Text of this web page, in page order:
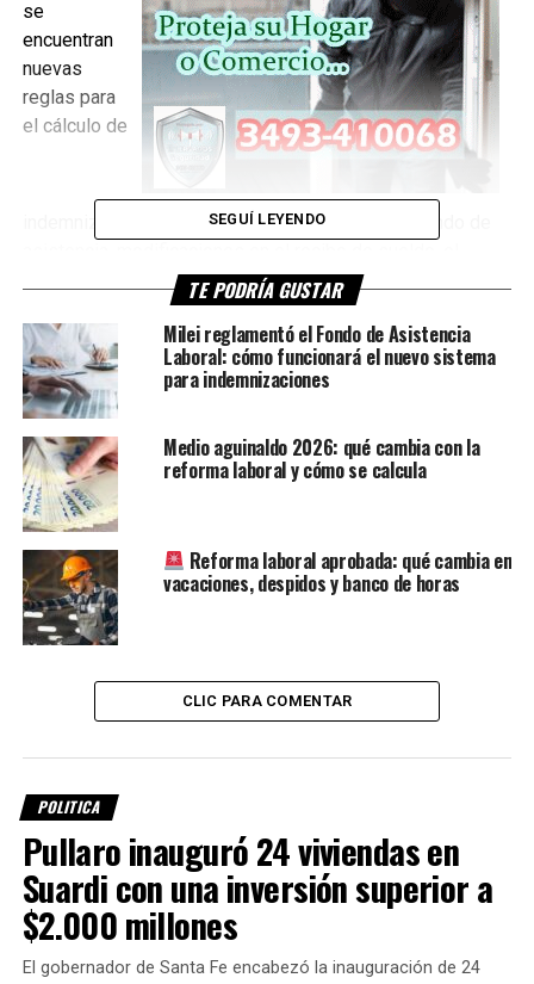
se
encuentran
nuevas
reglas para
el cálculo de
indemnizaciones, la creación de un sistema de fondo de
régimen de vacaciones y la implementación del banco de
Indemnizaciones: cómo cambia el
sistema
Uno de los ejes centrales de la reforma es el nuevo
esquema de indemnizaciones por despido sin causa.
La normativa establece que el monto se calculará
únicamente sobre laremuneración mensual, normal y
habitual, excluyendo conceptos como aguinaldo,
vacaciones proporcionales y otros adicionales no
Además, se
(FAL)
funcionará
respaldo
SEGUÍ LEYENDO
TE PODRÍA GUSTAR
Milei reglamentó el Fondo de Asistencia
Laboral: cómo funcionará el nuevo sistema
para indemnizaciones
Medio aguinaldo 2026: qué cambia con la
reforma laboral y cómo se calcula
Reforma laboral aprobada: qué cambia en
vacaciones, despidos y banco de horas
CLIC PARA COMENTAR
POLITICA
Pullaro inauguró 24 viviendas en
Suardi con una inversión superior a
$2.000 millones
El gobernador de Santa Fe encabezó la inauguración de 24